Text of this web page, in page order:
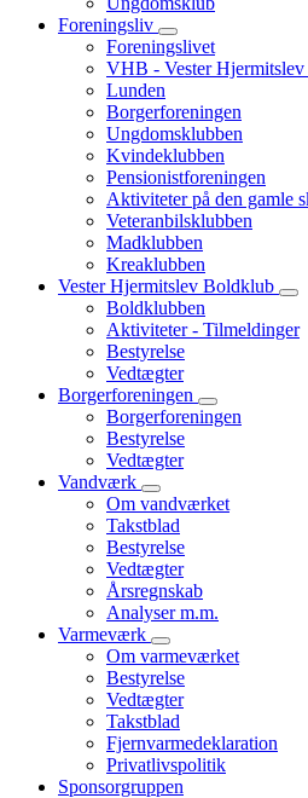
Foreningsliv
Foreningslivet
VHB - Vester
Lunden
Borgerforeningen
Ungdomsklubben
Kvindeklubben
Pensionistforeningen
Aktiviteter på den gamle
Veteranbilsklubben
Madklubben
Kreaklubben
Vester Hjermitslev Boldklub
Boldklubben
Aktiviteter - Tilmeldinger
Bestyrelse
Vedtægter
Borgerforeningen
Borgerforeningen
Bestyrelse
Vedtægter
Vandværk
Om vandværket
Takstblad
Bestyrelse
Vedtægter
Årsregnskab
Analyser m.m.
Varmeværk
Om varmeværket
Bestyrelse
Vedtægter
Takstblad
Fjernvarmedeklaration
Privatlivspolitik
Sponsorgruppen